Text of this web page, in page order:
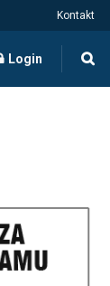
Kontakt
Login